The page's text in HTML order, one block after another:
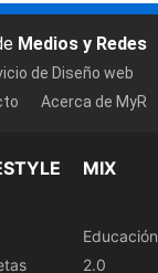
Medios y Redes
de Diseño web
Acerca de MyR
MIX
Educación
2.0